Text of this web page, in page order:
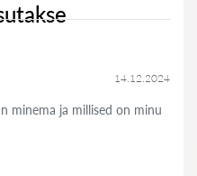
14.12.2024
minema ja millised on minu